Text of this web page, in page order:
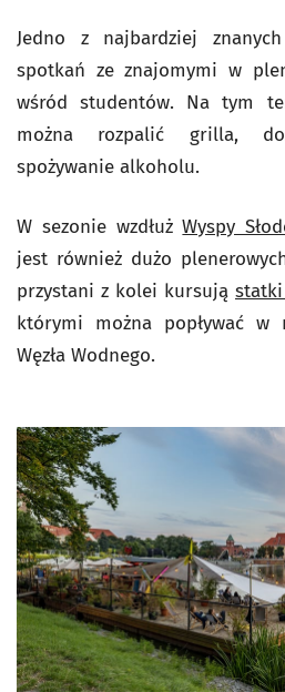
Jedno z najbardziej
spotkań ze znajomymi w
wśród studentów. Na tym
można rozpalić grilla,
spożywanie alkoholu.
W sezonie wzdłużWyspy
jest również dużo
przystani z kolei kursują statki
którymi można popływać w
Węzła Wodnego.